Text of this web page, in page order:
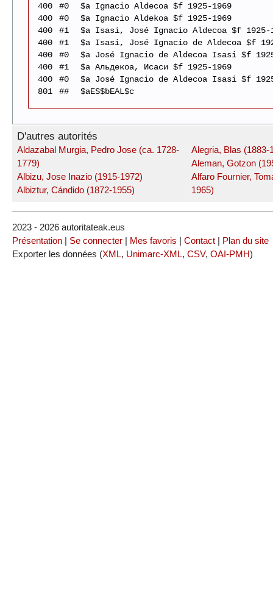
400
#0
$a Ignacio Aldecoa $f 1925-1969
400
#0
$a Ignacio Aldekoa $f 1925-1969
400
#1
$a Isasi, José Ignacio Aldecoa $f 1925-
400
#1
$a Isasi, José Ignacio de Aldecoa $f
400
#0
$a José Ignacio de Aldecoa Isasi $f
400
#1
$a Альдекоа, Исаси $f 1925-1969
400
#0
$a José Ignacio de Aldecoa Isasi $f
801
## $aES$bEAL$c
D'autres autorités
Aldazabal Murgia, Pedro Jose (ca. 1728-
1779)
Albizu, Jose Inazio (1915-1972)
Albiztur, Cándido (1872-1955)
Alegria, Blas (1883-
Aleman, Gotzon
Alfaro Fournier,
1965)
2023 - 2026 autoritateak.eus
Présentation | Se connecter | Mes favoris | Contact | Plan du site
Exporter les données (XML, Unimarc-XML, CSV, OAI-PMH)